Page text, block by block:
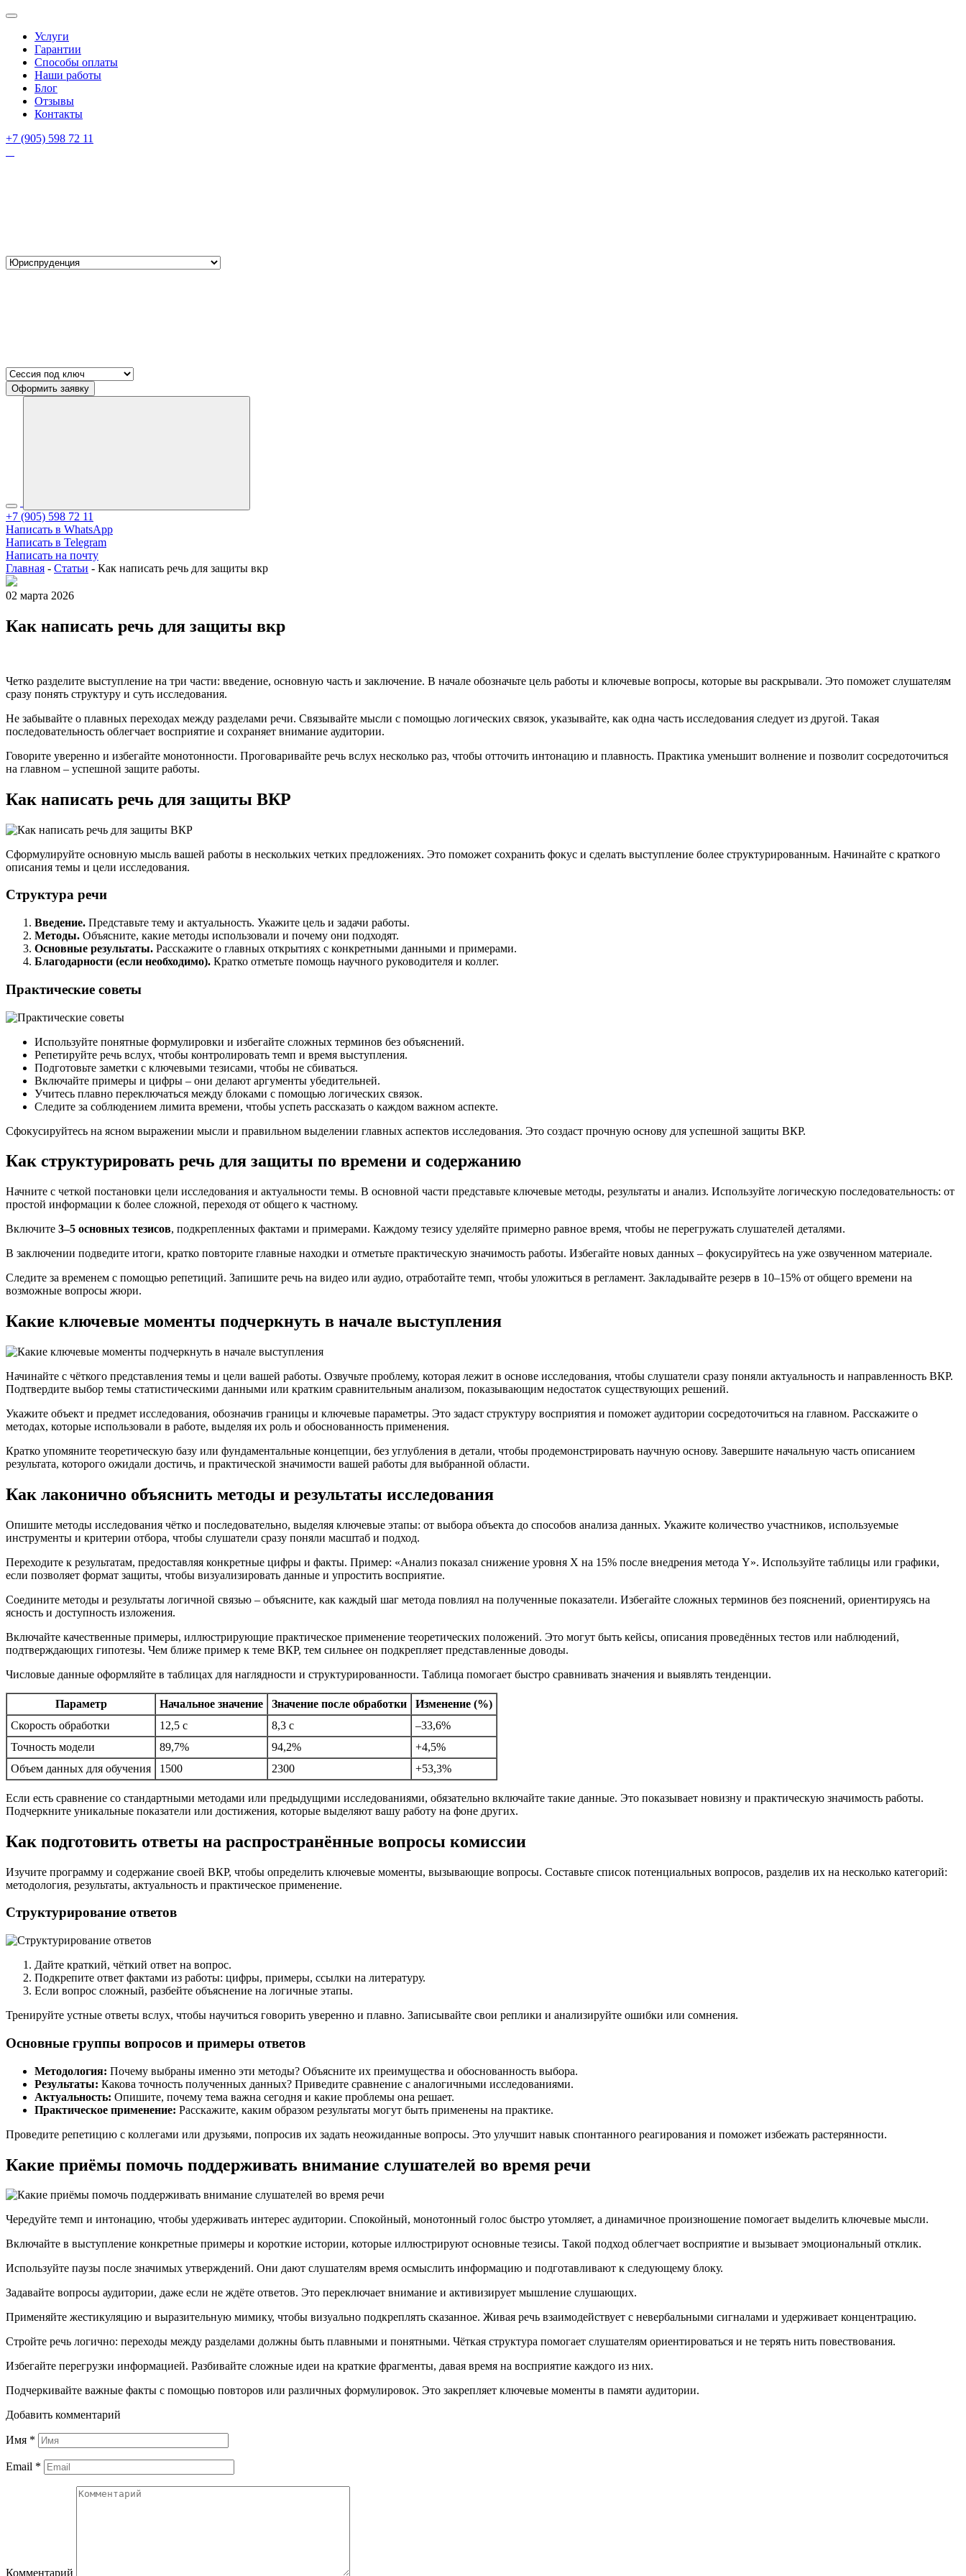
Услуги
Гарантии
Способы оплаты
Наши работы
Блог
Отзывы
Контакты
+7 (905) 598 72 11
Оформить заявку
+7 (905) 598 72 11
Написать в WhatsApp
Написать в Telegram
Написать на почту
Главная - Статьи - Как написать речь для защиты вкр
02 марта 2026
Как написать речь для защиты вкр
Четко разделите выступление на три части: введение, основную часть и заключение. В начале обозначьте цель работы и ключевые вопросы, которые вы раскрывали. Это поможет слушателям
сразу понять структуру и суть исследования.
Не забывайте о плавных переходах между разделами речи. Связывайте мысли с помощью логических связок, указывайте, как одна часть исследования следует из другой. Такая
последовательность облегчает восприятие и сохраняет внимание аудитории.
Говорите уверенно и избегайте монотонности. Проговаривайте речь вслух несколько раз, чтобы отточить интонацию и плавность. Практика уменьшит волнение и позволит сосредоточиться
на главном – успешной защите работы.
Как написать речь для защиты ВКР
Сформулируйте основную мысль вашей работы в нескольких четких предложениях. Это поможет сохранить фокус и сделать выступление более структурированным. Начинайте с краткого
описания темы и цели исследования.
Структура речи
Введение. Представьте тему и актуальность. Укажите цель и задачи работы.
Методы. Объясните, какие методы использовали и почему они подходят.
Основные результаты. Расскажите о главных открытиях с конкретными данными и примерами.
Благодарности (если необходимо). Кратко отметьте помощь научного руководителя и коллег.
Практические советы
Используйте понятные формулировки и избегайте сложных терминов без объяснений.
Репетируйте речь вслух, чтобы контролировать темп и время выступления.
Подготовьте заметки с ключевыми тезисами, чтобы не сбиваться.
Включайте примеры и цифры – они делают аргументы убедительней.
Учитесь плавно переключаться между блоками с помощью логических связок.
Следите за соблюдением лимита времени, чтобы успеть рассказать о каждом важном аспекте.
Сфокусируйтесь на ясном выражении мысли и правильном выделении главных аспектов исследования. Это создаст прочную основу для успешной защиты ВКР.
Как структурировать речь для защиты по времени и содержанию
Начните с четкой постановки цели исследования и актуальности темы. В основной части представьте ключевые методы, результаты и анализ. Используйте логическую последовательность: от
простой информации к более сложной, переходя от общего к частному.
Включите 3–5 основных тезисов, подкрепленных фактами и примерами. Каждому тезису уделяйте примерно равное время, чтобы не перегружать слушателей деталями.
В заключении подведите итоги, кратко повторите главные находки и отметьте практическую значимость работы. Избегайте новых данных – фокусируйтесь на уже озвученном материале.
Следите за временем с помощью репетиций. Запишите речь на видео или аудио, отработайте темп, чтобы уложиться в регламент. Закладывайте резерв в 10–15% от общего времени на
возможные вопросы жюри.
Какие ключевые моменты подчеркнуть в начале выступления
Начинайте с чёткого представления темы и цели вашей работы. Озвучьте проблему, которая лежит в основе исследования, чтобы слушатели сразу поняли актуальность и направленность ВКР.
Подтвердите выбор темы статистическими данными или кратким сравнительным анализом, показывающим недостаток существующих решений.
Укажите объект и предмет исследования, обозначив границы и ключевые параметры. Это задаст структуру восприятия и поможет аудитории сосредоточиться на главном. Расскажите о
методах, которые использовали в работе, выделяя их роль и обоснованность применения.
Кратко упомяните теоретическую базу или фундаментальные концепции, без углубления в детали, чтобы продемонстрировать научную основу. Завершите начальную часть описанием
результата, которого ожидали достичь, и практической значимости вашей работы для выбранной области.
Как лаконично объяснить методы и результаты исследования
Опишите методы исследования чётко и последовательно, выделяя ключевые этапы: от выбора объекта до способов анализа данных. Укажите количество участников, используемые
инструменты и критерии отбора, чтобы слушатели сразу поняли масштаб и подход.
Переходите к результатам, предоставляя конкретные цифры и факты. Пример: «Анализ показал снижение уровня Х на 15% после внедрения метода Y». Используйте таблицы или графики,
если позволяет формат защиты, чтобы визуализировать данные и упростить восприятие.
Соедините методы и результаты логичной связью – объясните, как каждый шаг метода повлиял на полученные показатели. Избегайте сложных терминов без пояснений, ориентируясь на
ясность и доступность изложения.
Включайте качественные примеры, иллюстрирующие практическое применение теоретических положений. Это могут быть кейсы, описания проведённых тестов или наблюдений,
подтверждающих гипотезы. Чем ближе пример к теме ВКР, тем сильнее он подкрепляет представленные доводы.
Числовые данные оформляйте в таблицах для наглядности и структурированности. Таблица помогает быстро сравнивать значения и выявлять тенденции.
Параметр Начальное значение Значение после обработки
Изменение (%)
Скорость обработки
12,5 с 8,3 с
–33,6%
Точность модели
89,7% 94,2%
+4,5%
Объем данных для обучения
1500 2300 +53,3%
Если есть сравнение со стандартными методами или предыдущими исследованиями, обязательно включайте такие данные. Это показывает новизну и практическую значимость работы.
Подчеркните уникальные показатели или достижения, которые выделяют вашу работу на фоне других.
Как подготовить ответы на распространённые вопросы комиссии
Изучите программу и содержание своей ВКР, чтобы определить ключевые моменты, вызывающие вопросы. Составьте список потенциальных вопросов, разделив их на несколько категорий:
методология, результаты, актуальность и практическое применение.
Структурирование ответов
Дайте краткий, чёткий ответ на вопрос.
Подкрепите ответ фактами из работы: цифры, примеры, ссылки на литературу.
Если вопрос сложный, разбейте объяснение на логичные этапы.
Тренируйте устные ответы вслух, чтобы научиться говорить уверенно и плавно. Записывайте свои реплики и анализируйте ошибки или сомнения.
Основные группы вопросов и примеры ответов
Методология: Почему выбраны именно эти методы? Объясните их преимущества и обоснованность выбора.
Результаты: Какова точность полученных данных? Приведите сравнение с аналогичными исследованиями.
Актуальность: Опишите, почему тема важна сегодня и какие проблемы она решает.
Практическое применение: Расскажите, каким образом результаты могут быть применены на практике.
Проведите репетицию с коллегами или друзьями, попросив их задать неожиданные вопросы. Это улучшит навык спонтанного реагирования и поможет избежать растерянности.
Какие приёмы помочь поддерживать внимание слушателей во время речи
Чередуйте темп и интонацию, чтобы удерживать интерес аудитории. Спокойный, монотонный голос быстро утомляет, а динамичное произношение помогает выделить ключевые мысли.
Включайте в выступление конкретные примеры и короткие истории, которые иллюстрируют основные тезисы. Такой подход облегчает восприятие и вызывает эмоциональный отклик.
Используйте паузы после значимых утверждений. Они дают слушателям время осмыслить информацию и подготавливают к следующему блоку.
Задавайте вопросы аудитории, даже если не ждёте ответов. Это переключает внимание и активизирует мышление слушающих.
Применяйте жестикуляцию и выразительную мимику, чтобы визуально подкреплять сказанное. Живая речь взаимодействует с невербальными сигналами и удерживает концентрацию.
Стройте речь логично: переходы между разделами должны быть плавными и понятными. Чёткая структура помогает слушателям ориентироваться и не терять нить повествования.
Избегайте перегрузки информацией. Разбивайте сложные идеи на краткие фрагменты, давая время на восприятие каждого из них.
Подчеркивайте важные факты с помощью повторов или различных формулировок. Это закрепляет ключевые моменты в памяти аудитории.
Добавить комментарий
Имя *
Email *
Комментарий